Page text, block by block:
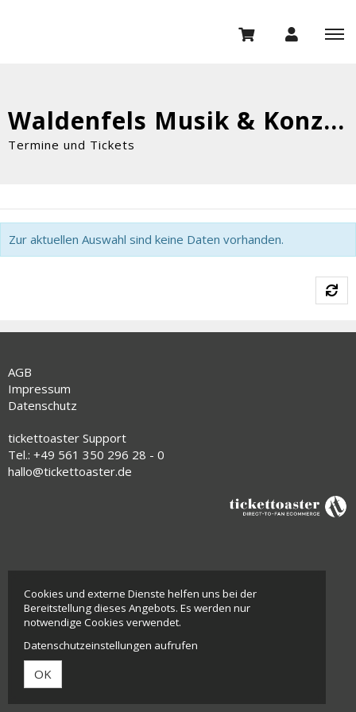
Waldenfels Musik & Konzert GmbH
Termine und Tickets
Zur aktuellen Auswahl sind keine Daten vorhanden.
AGB
Impressum
Datenschutz
tickettoaster Support
Tel.: +49 561 350 296 28 - 0
hallo@tickettoaster.de
Cookies und externe Dienste helfen uns bei der
Bereitstellung dieses Angebots. Es werden nur
notwendige Cookies verwendet.
Datenschutzeinstellungen aufrufen
OK